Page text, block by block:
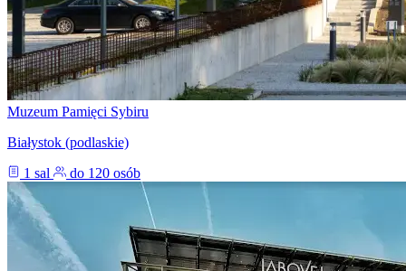
Muzeum Pamięci Sybiru
Białystok (podlaskie)
1 sal
do 120 osób